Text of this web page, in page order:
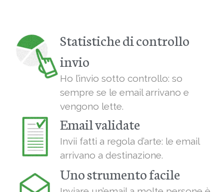
Statistiche di controllo
invio
Ho l’invio sotto controllo: so
sempre se le email arrivano e
vengono lette.
Email validate
Invii fatti a regola d’arte: le email
arrivano a destinazione.
Uno strumento facile